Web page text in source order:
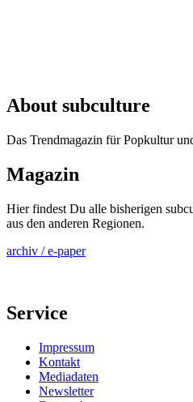
About subculture
Das Trendmagazin für Popkultur
Magazin
Hier findest Du alle bisherigen
aus den anderen Regionen.
archiv / e-paper
Service
Impressum
Kontakt
Mediadaten
Newsletter